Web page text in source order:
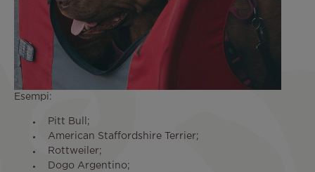
Esempi:
Pitt Bull;
American Staffordshire Terrier;
Rottweiler;
Dogo Argentino;